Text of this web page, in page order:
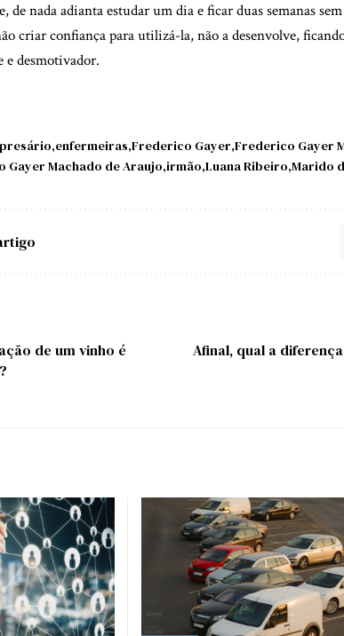
de nada adianta estudar um dia e ficar duas semanas
criar confiança para utilizá-la, não a desenvolve,
e desmotivador.
enfermeiras Frederico Gayer Frederico Gayer
Gayer Machado de Araujo irmão Luana Ribeiro Marido
de um vinho é
Afinal, qual a